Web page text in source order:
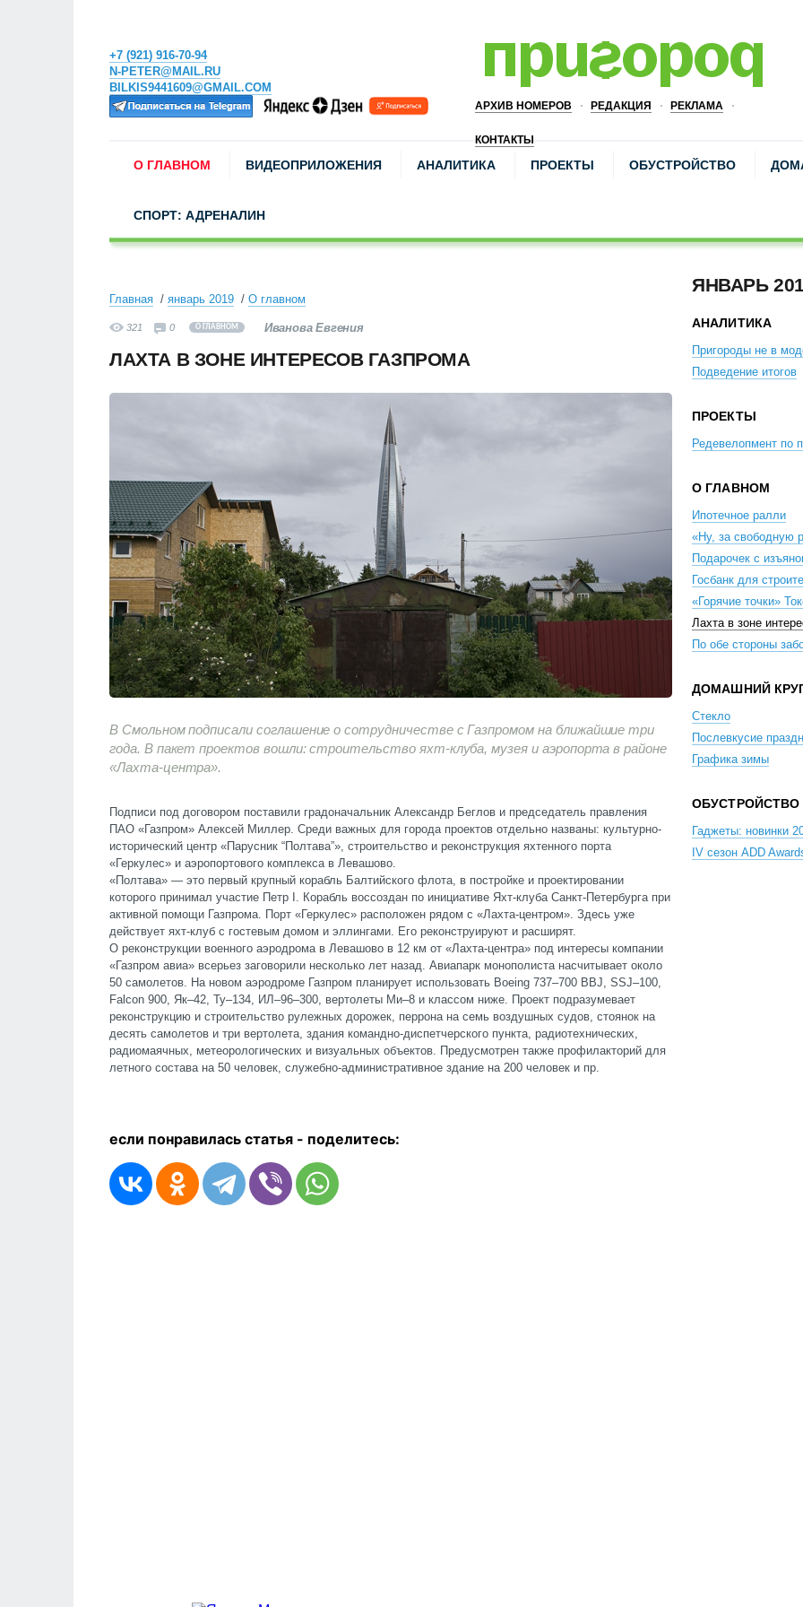
+7 (921) 916-70-94
N-PETER@MAIL.RU
BILKIS9441609@GMAIL.COM
АРХИВ НОМЕРОВ РЕДАКЦИЯ РЕКЛАМА
КОНТАКТЫ
О ГЛАВНОМ ВИДЕОПРИЛОЖЕНИЯ АНАЛИТИКА ПРОЕКТЫ ОБУСТРОЙСТВО
СПОРТ: АДРЕНАЛИН
Главная январь 2019 О главном
321 0 О ГЛАВНОМ Иванова Евгения
ЛАХТА В ЗОНЕ ИНТЕРЕСОВ ГАЗПРОМА
В Смольном подписали соглашение о сотрудничестве с Газпромом на ближайшие три
года. В пакет проектов вошли: строительство яхт-клуба, музея и аэропорта в районе
«Лахта-центра».
Подписи под договором поставили градоначальник Александр Беглов и председатель правления
ПАО «Газпром» Алексей Миллер. Среди важных для города проектов отдельно названы: культурно-
исторический центр «Парусник “Полтава”», строительство и реконструкция яхтенного порта
«Геркулес» и аэропортового комплекса в Левашово.
«Полтава» — это первый крупный корабль Балтийского флота, в постройке и проектировании
которого принимал участие Петр I. Корабль воссоздан по инициативе Яхт-клуба Санкт-Петербурга при
активной помощи Газпрома. Порт «Геркулес» расположен рядом с «Лахта-центром». Здесь уже
действует яхт-клуб с гостевым домом и эллингами. Его реконструируют и расширят.
О реконструкции военного аэродрома в Левашово в 12 км от «Лахта-центра» под интересы компании
«Газпром авиа» всерьез заговорили несколько лет назад. Авиапарк монополиста насчитывает около
50 самолетов. На новом аэродроме Газпром планирует использовать Вoeing 737–700 ВВJ, SSJ–100,
Falcon 900, Як–42, Ту–134, ИЛ–96–300, вертолеты Ми–8 и классом ниже. Проект подразумевает
реконструкцию и строительство рулежных дорожек, перрона на семь воздушных судов, стоянок на
десять самолетов и три вертолета, здания командно-диспетчерского пункта, радиотехнических,
радиомаячных, метеорологических и визуальных объектов. Предусмотрен также профилакторий для
летного состава на 50 человек, служебно-административное здание на 200 человек и пр.
если понравилась статья - поделитесь:
ЯНВАРЬ
АНАЛИТИКА
Пригороды не в
Подведение итогов
ПРОЕКТЫ
Редевелопмент по
О ГЛАВНОМ
Ипотечное ралли
«Ну, за свободную
Подарочек с
Госбанк для
«Горячие точки»
Лахта в зоне
По обе стороны
ДОМАШНИЙ
Стекло
Послевкусие
Графика зимы
ОБУСТРОЙСТВО
Гаджеты: новинки
IV сезон ADD